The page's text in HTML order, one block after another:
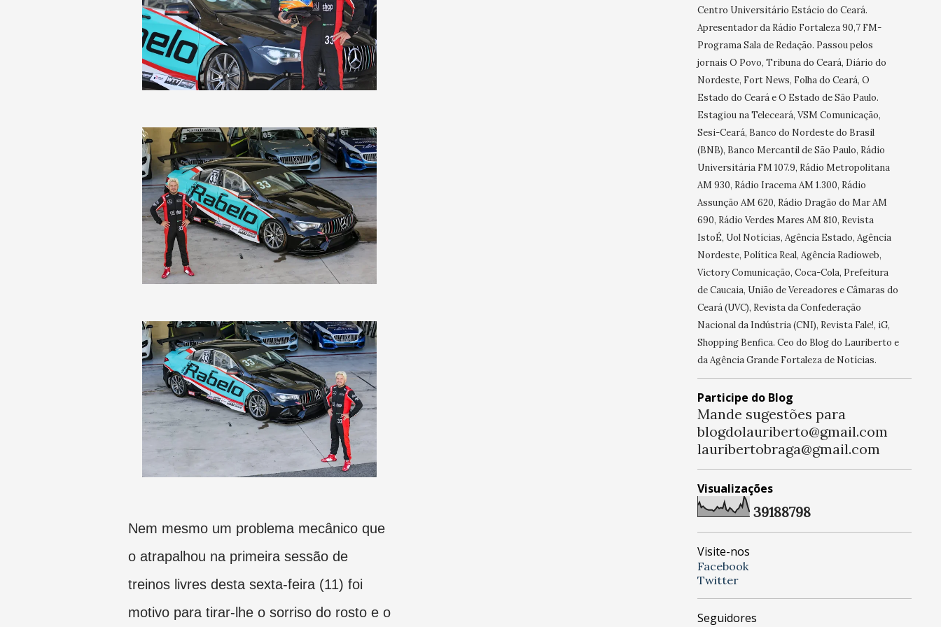
Nem mesmo um problema mecânico que
o atrapalhou na primeira sessão de
treinos livres desta sexta-feira (11) foi
motivo para tirar-lhe o sorriso do rosto e o
Centro Universitário Estácio do Ceará.
Apresentador da Rádio Fortaleza 90,7 FM-
Programa Sala de Redação. Passou pelos
jornais O Povo, Tribuna do Ceará, Diário do
Nordeste, Fort News, Folha do Ceará, O
Estado do Ceará e O Estado de São Paulo.
Estagiou na Teleceará, VSM Comunicação,
Sesi-Ceará, Banco do Nordeste do Brasil
(BNB), Banco Mercantil de São Paulo, Rádio
Universitária FM 107.9, Rádio Metropolitana
AM 930, Rádio Iracema AM 1.300, Rádio
Assunção AM 620, Rádio Dragão do Mar AM
690, Rádio Verdes Mares AM 810, Revista
IstoÉ, Uol Notícias, Agência Estado, Agência
Nordeste, Política Real, Agência Radioweb,
Victory Comunicação, Coca-Cola, Prefeitura
de Caucaia, União de Vereadores e Câmaras do
Ceará (UVC), Revista da Confederação
Nacional da Indústria (CNI), Revista Fale!, iG,
Shopping Benfica. Ceo do Blog do Lauriberto e
da Agência Grande Fortaleza de Notícias.
Participe do Blog
Mande sugestões para
blogdolauriberto@gmail.com
lauribertobraga@gmail.com
Visualizações
39188798
Visite-nos
Facebook
Twitter
Seguidores